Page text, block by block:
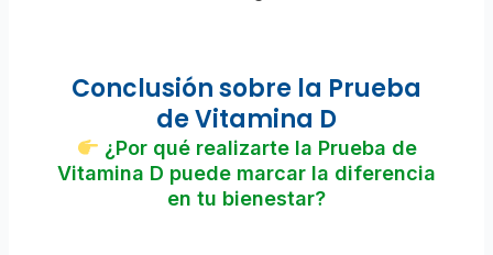
Conclusión sobre la Prueba
de Vitamina D
¿Por qué realizarte la Prueba de
Vitamina D puede marcar la diferencia
en tu bienestar?